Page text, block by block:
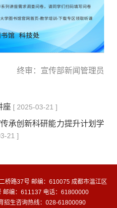
终审：宣传部新闻管理员
座 [ 2025-03-21 ]
传承创新科研能力提升计划学
21 ]
桥路37号 邮编：610075 成都市温江区
邮编：611137 电话：61800000
招生咨询热线：028-61800090